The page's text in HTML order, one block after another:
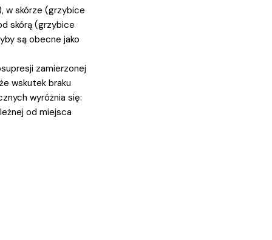
w skórze (grzybice
skórą (grzybice
są obecne jako
zamierzonej
wskutek braku
wyróżnia się:
od miejsca